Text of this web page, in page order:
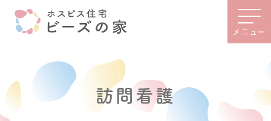
メニュー
訪問看護